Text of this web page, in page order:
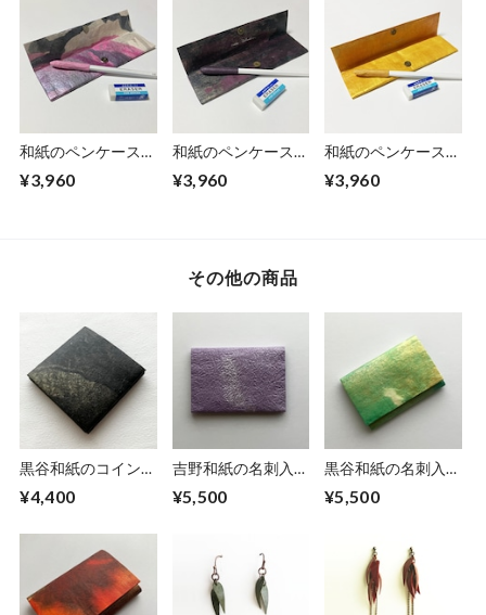
和紙のペンケース
¥3,960
和紙のペンケース
¥3,960
和紙のペンケース
¥3,960
その他の商品
黒谷和紙のコインケ
¥4,400
吉野和紙の名刺入れ
¥5,500
黒谷和紙の名刺入れ
¥5,500